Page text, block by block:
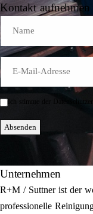
Kontakt aufnehmen
Mail
Einwilligung
Ich stimme der
Absenden
Unternehmen
R+M / Suttner ist der
professionelle